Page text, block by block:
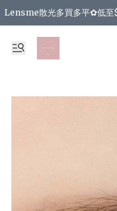
Lensme散光多買多平✿低
台灣Karacon⁩✧日拋 特價清
日本韓國多款日/月拋現貨☼
🇰🇷韓國多款月拋現貨 特價
精選商品，任選買2件或以
精選商品，任選買2件HKD
精選商品，任選買2件HKD
精選商品，任選買2件HKD
精選商品，任選買2件HKD
精選商品，任選買2件或以上
精選商品，任選買2件或以上
精選商品，任選買2件或以
精選商品，任選買12件或以上
精選商品，任選買2件或以
精選商品，任選買2件或以
購物滿 HKD 800.00即享免